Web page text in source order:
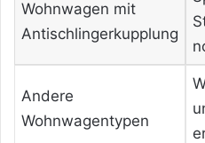
Wohnwagen mit
Antischlingerkupplung
Andere
Wohnwagentypen